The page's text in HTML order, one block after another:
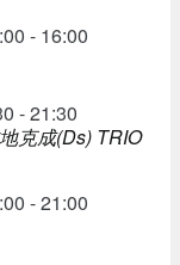
- 16:00
- 21:30
克成(Ds) TRIO
- 21:00